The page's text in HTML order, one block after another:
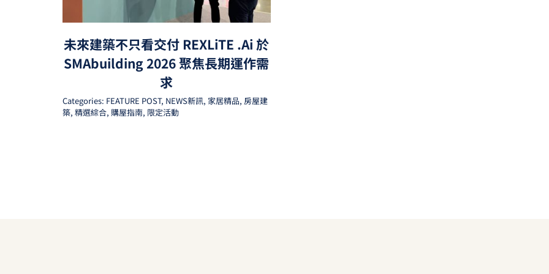
未來建築不只看交付 REXLiTE .Ai 於
SMAbuilding 2026 聚焦長期運作需
求
Categories: FEATURE POST, NEWS新訊, 家居精品, 房屋建
築, 精選綜合, 購屋指南, 限定活動